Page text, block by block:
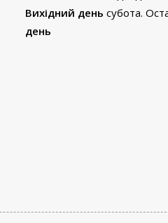
Вихідний день субота.
день